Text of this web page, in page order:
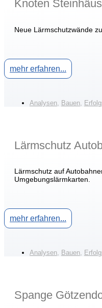
Knoten Steinhäusl
Neue Lärmschutzwände
mehr erfahren...
Analysen Bauen
Lärmschutz
Lärmschutz auf
Umgebungslärmkarten.
mehr erfahren...
Analysen, Bauen,
Spange